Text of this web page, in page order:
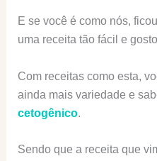
E se você é como nós,
uma receita tão fácil e
Com receitas como esta,
ainda mais variedade e
cetogênico.
Sendo que a receita que